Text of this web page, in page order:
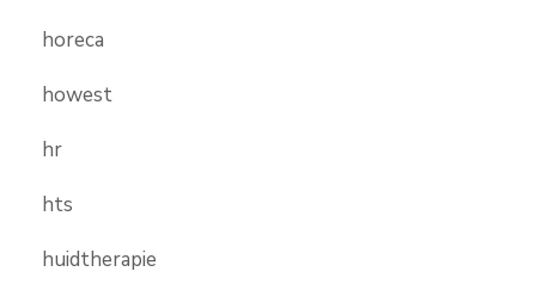
horeca
howest
hr
hts
huidtherapie